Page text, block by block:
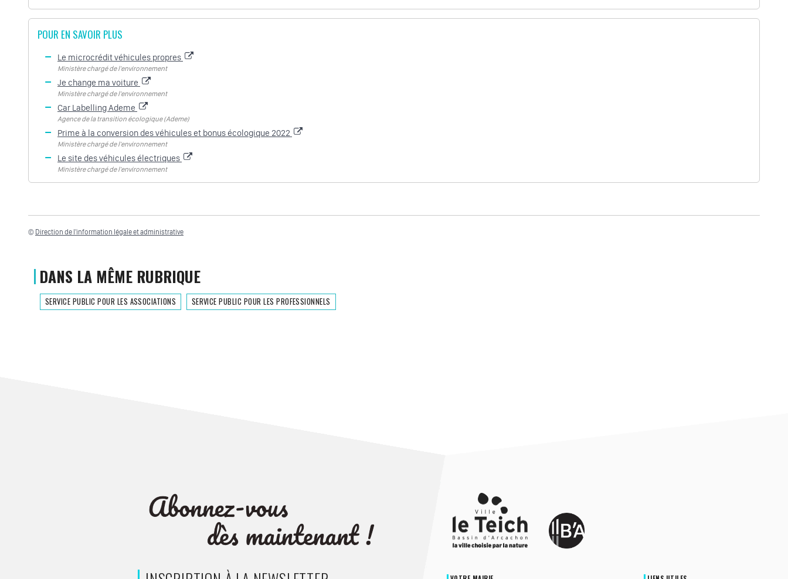
POUR EN SAVOIR PLUS
Le microcrédit véhicules propres
Ministère chargé de l'environnement
Je change ma voiture
Ministère chargé de l'environnement
Car Labelling Ademe
Agence de la transition écologique (Ademe)
Prime à la conversion des véhicules et bonus écologique 2022
Ministère chargé de l'environnement
Le site des véhicules électriques
Ministère chargé de l'environnement
© Direction de l'information légale et administrative
DANS LA MÊME RUBRIQUE
SERVICE PUBLIC POUR LES ASSOCIATIONS SERVICE PUBLIC POUR LES PROFESSIONNELS